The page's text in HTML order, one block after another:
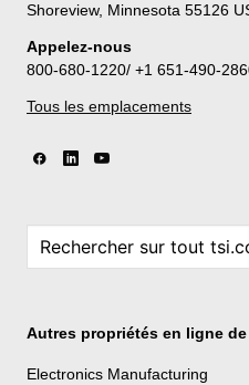
Shoreview, Minnesota 55126
Appelez-nous
800-680-1220/ +1 651-490-
Tous les emplacements
Autres propriétés en ligne de
Electronics Manufacturing